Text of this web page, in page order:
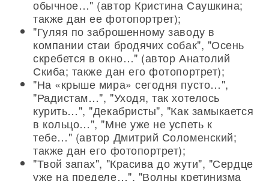
обычное…" (автор Кристина Саушкина;
также дан ее фотопортрет);
"Гуляя по заброшенному заводу в
компании стаи бродячих собак", "Осень
скребется в окно…" (автор Анатолий
Скиба; также дан его фотопортрет);
"На «крыше мира» сегодня пусто…",
"Радистам…", "Уходя, так хотелось
курить…", "Декабристы", "Как замыкается
в кольцо…", "Мне уже не успеть к
тебе…" (автор Дмитрий Соломенский;
также дан его фотопортрет);
"Твой запах", "Красива до жути", "Сердце
уже на пределе…", "Волны кретинизма